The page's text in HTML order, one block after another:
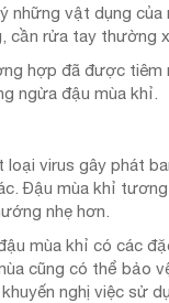
những vật dụng của
cần rửa tay thường
hợp đã được tiêm
ngừa đậu mùa khỉ.
loại virus gây phát
Đậu mùa khỉ
nhẹ hơn.
mùa khỉ có các
cũng có thể bảo
nghị việc sử